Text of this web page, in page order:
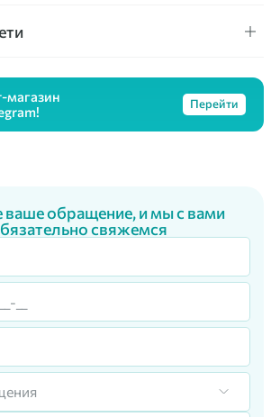
магазин
Перейти
ваше обращение, и мы с вами
свяжемся